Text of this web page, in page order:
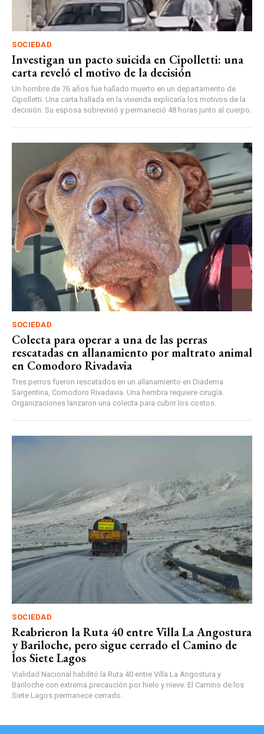
SOCIEDAD
Investigan un pacto suicida en Cipolletti: una
carta reveló el motivo de la decisión
Un hombre de 76 años fue hallado muerto en un departamento de
Cipolletti. Una carta hallada en la vivienda explicaría los motivos de la
decisión. Su esposa sobrevivió y permaneció 48 horas junto al cuerpo.
SOCIEDAD
Colecta para operar a una de las perras
rescatadas en allanamiento por maltrato animal
en Comodoro Rivadavia
Tres perros fueron rescatados en un allanamiento en Diadema
Sargentina, Comodoro Rivadavia. Una hembra requiere cirugía.
Organizaciones lanzaron una colecta para cubrir los costos.
SOCIEDAD
Reabrieron la Ruta 40 entre Villa La Angostura
y Bariloche, pero sigue cerrado el Camino de
los Siete Lagos
Vialidad Nacional habilitó la Ruta 40 entre Villa La Angostura y
Bariloche con extrema precaución por hielo y nieve. El Camino de los
Siete Lagos permanece cerrado.